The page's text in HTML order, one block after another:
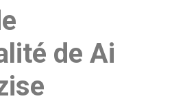
de Ai